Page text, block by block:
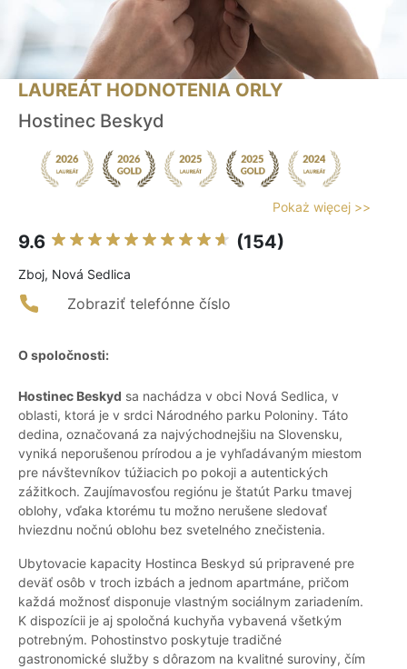
LAUREÁT HODNOTENIA ORLY
Hostinec Beskyd
Pokaż więcej >>
9.6 (154)
Zboj, Nová Sedlica
Zobraziť telefónne číslo
O spoločnosti:
Hostinec Beskyd sa nachádza v obci Nová Sedlica, v
oblasti, ktorá je v srdci Národného parku Poloniny. Táto
dedina, označovaná za najvýchodnejšiu na Slovensku,
vyniká neporušenou prírodou a je vyhľadávaným miestom
pre návštevníkov túžiacich po pokoji a autentických
zážitkoch. Zaujímavosťou regiónu je štatút Parku tmavej
oblohy, vďaka ktorému tu možno nerušene sledovať
hviezdnu nočnú oblohu bez svetelného znečistenia.
Ubytovacie kapacity Hostinca Beskyd sú pripravené pre
deväť osôb v troch izbách a jednom apartmáne, pričom
každá možnosť disponuje vlastným sociálnym zariadením.
K dispozícii je aj spoločná kuchyňa vybavená všetkým
potrebným. Pohostinstvo poskytuje tradičné
gastronomické služby s dôrazom na kvalitné suroviny, čím